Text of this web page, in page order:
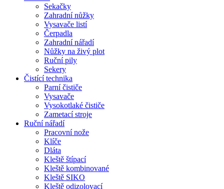
Sekačky
Zahradní nůžky
Vysavače listí
Čerpadla
Zahradní nářadí
Nůžky na živý plot
Ruční pily
Sekery
Čistící technika
Parní čističe
Vysavače
Vysokotlaké čističe
Zametací stroje
Ruční nářadí
Pracovní nože
Klíče
Dláta
Kleště štípací
Kleště kombinované
Kleště SIKO
Kleště odizolovací